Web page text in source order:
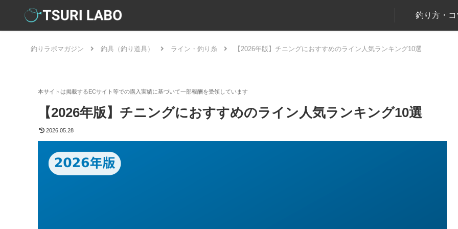
釣り方・コ
釣りラボマガジン 釣具（釣り道具） ライン・釣り糸 【2026年版】チニングにおすすめのライン人気ランキング10選
【2026年版】チニングにおすすめのライン人気ランキング10選
2026.05.28